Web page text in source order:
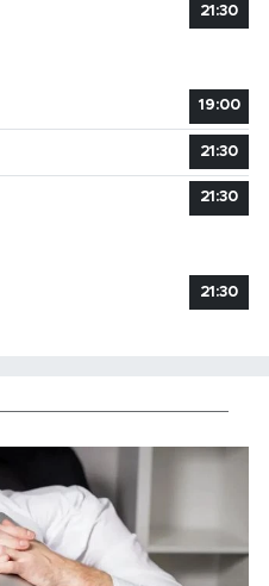
21:30
19:00
21:30
21:30
21:30